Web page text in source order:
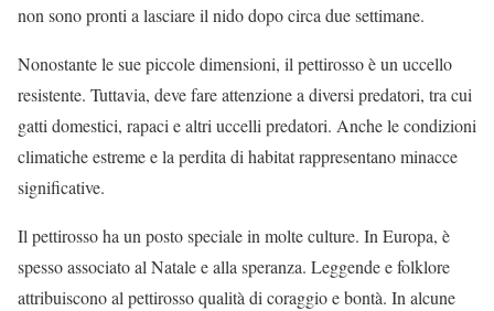
non sono pronti a lasciare il nido dopo circa due settimane.
Nonostante le sue piccole dimensioni, il pettirosso è un uccello
resistente. Tuttavia, deve fare attenzione a diversi predatori, tra cui
gatti domestici, rapaci e altri uccelli predatori. Anche le condizioni
climatiche estreme e la perdita di habitat rappresentano minacce
significative.
Il pettirosso ha un posto speciale in molte culture. In Europa, è
spesso associato al Natale e alla speranza. Leggende e folklore
attribuiscono al pettirosso qualità di coraggio e bontà. In alcune